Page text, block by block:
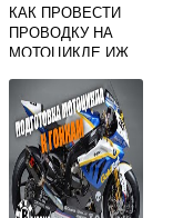
КАК ПРОВЕСТИ
ПРОВОДКУ НА
МОТОЦИКЛЕ ИЖ